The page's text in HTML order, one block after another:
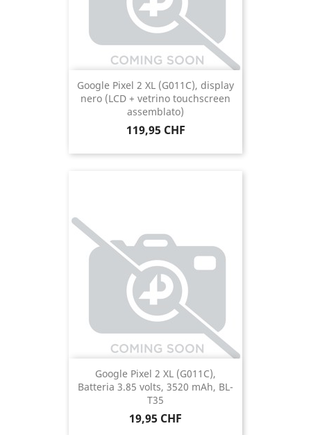
Google Pixel 2 XL (G011C), display
nero (LCD + vetrino touchscreen
assemblato)
Prezzo
119,95 CHF
Google Pixel 2 XL (G011C),
Batteria 3.85 volts, 3520 mAh, BL-
T35
Prezzo
19,95 CHF